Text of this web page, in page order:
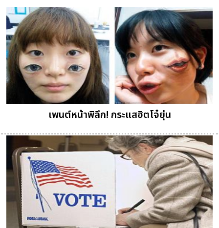
เพนต์หน้าพิลึก! กระแสฮิตโจ๋ยุ่น